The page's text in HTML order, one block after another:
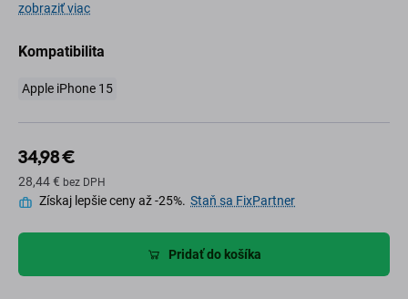
zobraziť viac
Kompatibilita
Apple iPhone 15
34,98 €
28,44 € bez DPH
Získaj lepšie ceny až -25%. Staň sa FixPartner
Pridať do košíka